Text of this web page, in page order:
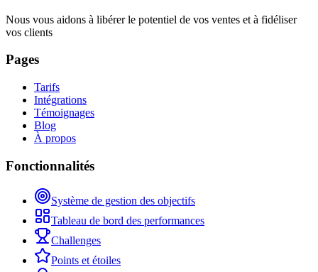
Nous vous aidons à libérer le potentiel de vos ventes et à fidéliser
vos clients
Pages
Tarifs
Intégrations
Témoignages
Blog
À propos
Fonctionnalités
Système de gestion des objectifs
Tableau de bord des performances
Challenges
Points et étoiles